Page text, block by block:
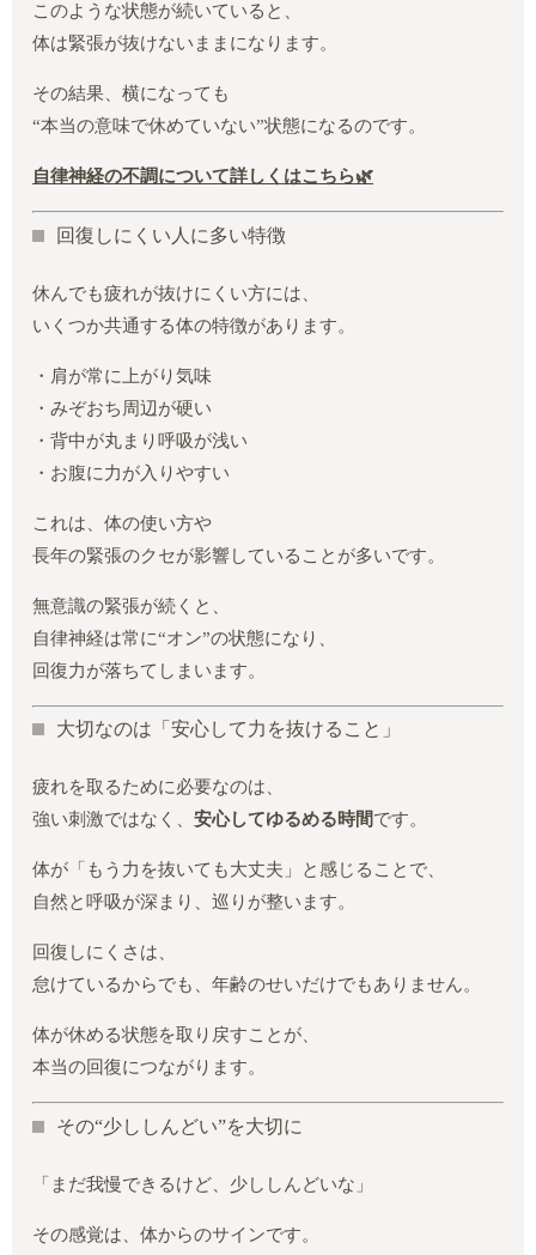
このような状態が続いていると、
体は緊張が抜けないままになります。
その結果、横になっても
“本当の意味で休めていない”状態になるのです。
自律神経の不調について詳しくはこちら🌿
回復しにくい人に多い特徴
休んでも疲れが抜けにくい方には、
いくつか共通する体の特徴があります。
・肩が常に上がり気味
・みぞおち周辺が硬い
・背中が丸まり呼吸が浅い
・お腹に力が入りやすい
これは、体の使い方や
長年の緊張のクセが影響していることが多いです。
無意識の緊張が続くと、
自律神経は常に“オン”の状態になり、
回復力が落ちてしまいます。
大切なのは「安心して力を抜けること」
疲れを取るために必要なのは、
強い刺激ではなく、安心してゆるめる時間です。
体が「もう力を抜いても大丈夫」と感じることで、
自然と呼吸が深まり、巡りが整います。
回復しにくさは、
怠けているからでも、年齢のせいだけでもありません。
体が休める状態を取り戻すことが、
本当の回復につながります。
その“少ししんどい”を大切に
「まだ我慢できるけど、少ししんどいな」
その感覚は、体からのサインです。